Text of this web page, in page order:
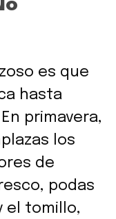
es que
hasta
primavera,
los
de
podas
el tomillo,